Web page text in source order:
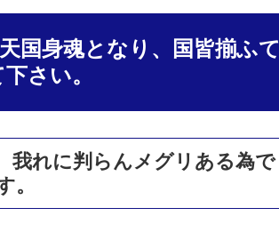
身魂となり、国皆揃ふて
さい。
我れに判らんメグリある為で
。